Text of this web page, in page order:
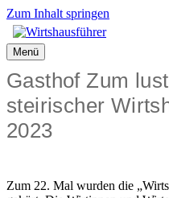
Zum Inhalt springen
Menü
Gasthof Zum
steirischer
2023
Zum 22. Mal wurden die